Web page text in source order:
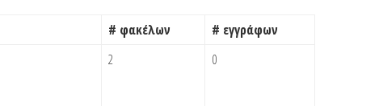
# φακέλων # εγγράφων
2 0